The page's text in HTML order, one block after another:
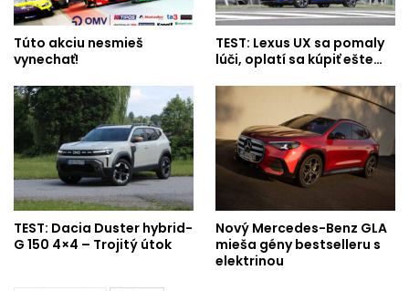
Túto akciu nesmieš
vynechať!
TEST: Lexus UX sa pomaly
lúči, oplatí sa kúpiť ešte…
TEST: Dacia Duster hybrid-
G 150 4×4 – Trojitý útok
Nový Mercedes-Benz GLA
mieša gény bestselleru s
elektrinou